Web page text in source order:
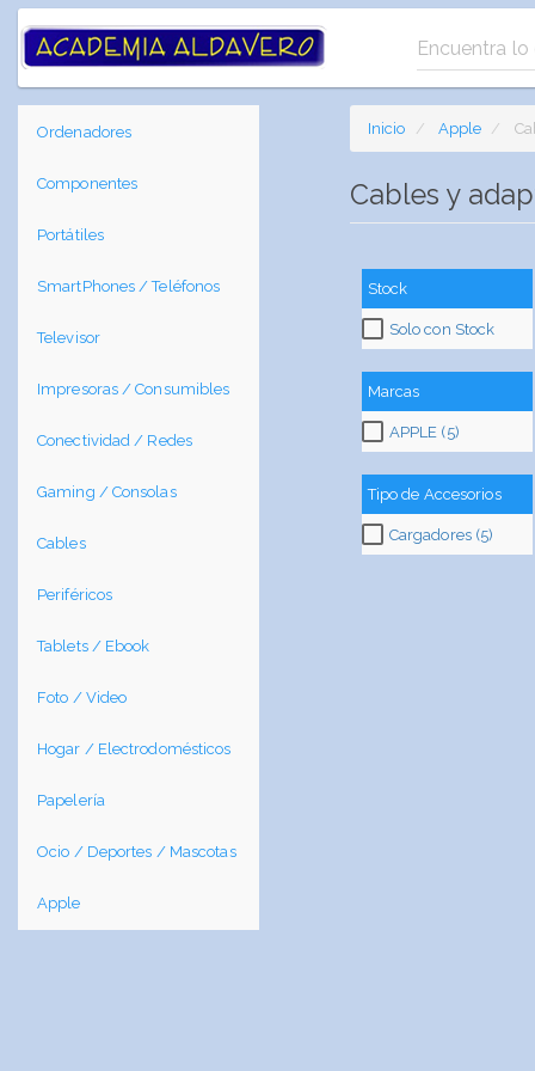
Ordenadores
Componentes
Portátiles
SmartPhones / Teléfonos
Televisor
Impresoras / Consumibles
Conectividad / Redes
Gaming / Consolas
Cables
Periféricos
Tablets / Ebook
Foto / Video
Hogar / Electrodomésticos
Papelería
Ocio / Deportes / Mascotas
Apple
Inicio Apple
Cables y
Stock
Solo con Stock
Marcas
APPLE (5)
Tipo de Accesorios
Cargadores (5)